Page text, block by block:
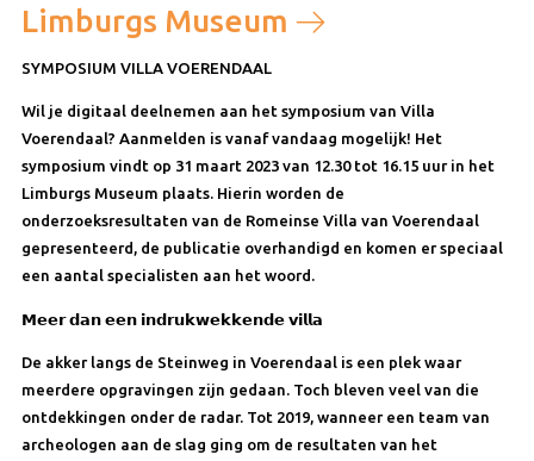
Limburgs Museum
SYMPOSIUM VILLA VOERENDAAL
Wil je digitaal deelnemen aan het symposium van Villa
Voerendaal? Aanmelden is vanaf vandaag mogelijk! Het
symposium vindt op 31 maart 2023 van 12.30 tot 16.15 uur in het
Limburgs Museum plaats. Hierin worden de
onderzoeksresultaten van de Romeinse Villa van Voerendaal
gepresenteerd, de publicatie overhandigd en komen er speciaal
een aantal specialisten aan het woord.
𝗠𝗲𝗲𝗿 𝗱𝗮𝗻 𝗲𝗲𝗻 𝗶𝗻𝗱𝗿𝘂𝗸𝘄𝗲𝗸𝗸𝗲𝗻𝗱𝗲 𝘃𝗶𝗹𝗹𝗮
De akker langs de Steinweg in Voerendaal is een plek waar
meerdere opgravingen zijn gedaan. Toch bleven veel van die
ontdekkingen onder de radar. Tot 2019, wanneer een team van
archeologen aan de slag ging om de resultaten van het